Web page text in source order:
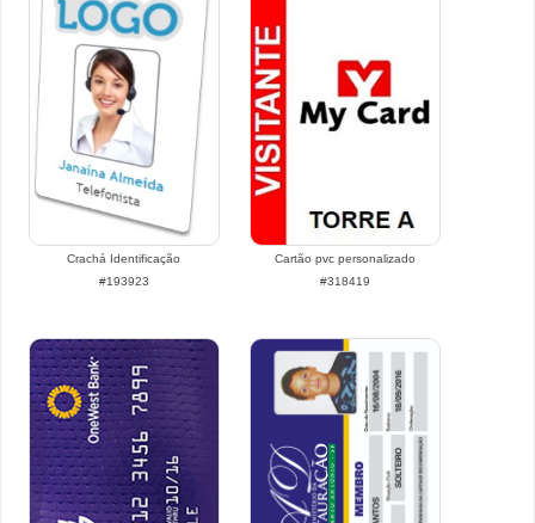
Crachá Identificação
#193923
Cartão pvc personalizado
#318419